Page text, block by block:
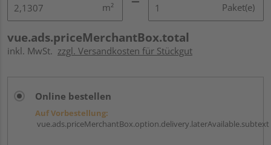
m² Paket(e)
vue.ads.priceMerchantBox.total
inkl. MwSt. zzgl. Versandkosten für Stückgut
Online bestellen
Auf Vorbestellung:
vue.ads.priceMerchantBox.option.delivery.laterAvailable.subtext